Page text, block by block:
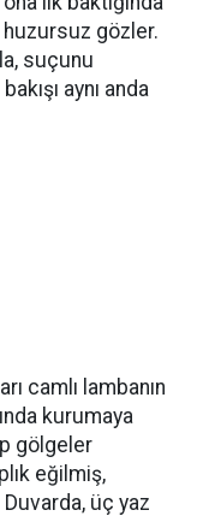
gözler.
suçunu
aynı anda
camlı lambanın
kurumaya
gölgeler
eğilmiş,
üç yaz